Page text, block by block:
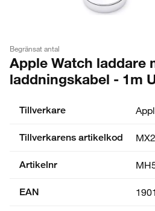
Begränsat antal
Apple Watch laddare
laddningskabel - 1m
Tillverkare
Tillverkarens artikelkod
Artikelnr
EAN